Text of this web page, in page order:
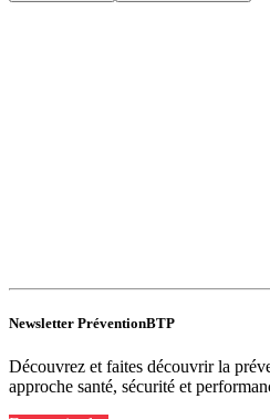
Newsletter PréventionBTP
Découvrez et faites découvrir la
approche santé, sécurité et